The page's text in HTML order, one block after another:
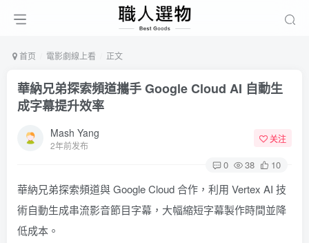
首页 電影劇線上看 正文
華納兄弟探索頻道攜手 Google Cloud AI 自動生
成字幕提升效率
Mash Yang
2年前发布
关注
0 38 10
華納兄弟探索頻道與 Google Cloud 合作，利用 Vertex AI 技
術自動生成串流影音節目字幕，大幅縮短字幕製作時間並降
低成本。